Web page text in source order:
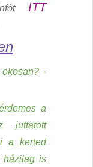
ITT
-
a
juttatott
a kerted
házilag is